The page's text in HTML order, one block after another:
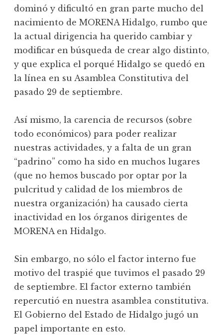
dominó y dificultó en gran parte mucho del
nacimiento de MORENA Hidalgo, rumbo que
la actual dirigencia ha querido cambiar y
modificar en búsqueda de crear algo distinto,
y que explica el porqué Hidalgo se quedó en
la línea en su Asamblea Constitutiva del
pasado 29 de septiembre.
Así mismo, la carencia de recursos (sobre
todo económicos) para poder realizar
nuestras actividades, y a falta de un gran
“padrino” como ha sido en muchos lugares
(que no hemos buscado por optar por la
pulcritud y calidad de los miembros de
nuestra organización) ha causado cierta
inactividad en los órganos dirigentes de
MORENA en Hidalgo.
Sin embargo, no sólo el factor interno fue
motivo del traspié que tuvimos el pasado 29
de septiembre. El factor externo también
repercutió en nuestra asamblea constitutiva.
El Gobierno del Estado de Hidalgo jugó un
papel importante en esto.